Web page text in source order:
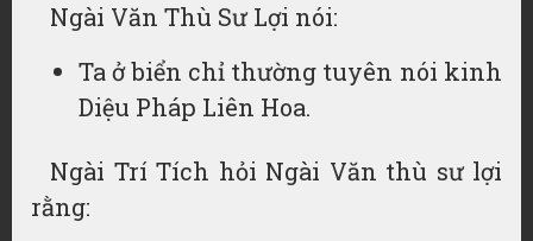
Ngài Văn Thù Sư Lợi nói:
Ta ở biển chỉ thường tuyên nói kinh
Diệu Pháp Liên Hoa.
Ngài Trí Tích hỏi Ngài Văn thù sư lợi
rằng: